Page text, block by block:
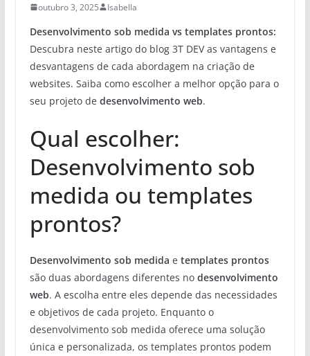
outubro 3, 2025 Isabella
Desenvolvimento sob medida vs templates prontos:
Descubra neste artigo do blog 3T DEV as vantagens e
desvantagens de cada abordagem na criação de
websites. Saiba como escolher a melhor opção para o
seu projeto de desenvolvimento web.
Qual escolher:
Desenvolvimento sob
medida ou templates
prontos?
Desenvolvimento sob medida e templates prontos
são duas abordagens diferentes no desenvolvimento
web. A escolha entre eles depende das necessidades
e objetivos de cada projeto. Enquanto o
desenvolvimento sob medida oferece uma solução
única e personalizada, os templates prontos podem